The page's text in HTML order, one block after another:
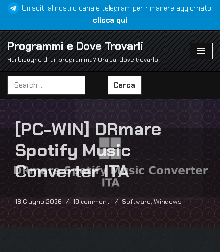
al
contenuto
Unisciti al nostro canale telegram per rimanere aggiornato:
clicca qui
Programmi e Dove Trovarli
Hai bisogno di un programma? Ora sai dove trovarlo!
Cerca
[PC-WIN] DRmare
Spotify Music
Converter ITA
18 Giugno 2026 19 commenti Software,Windows